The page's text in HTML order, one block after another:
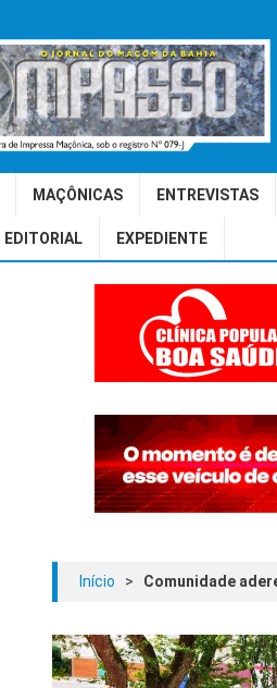
MAÇÔNICAS ENTREVISTAS
EDITORIAL EXPEDIENTE
Início > Comunidade